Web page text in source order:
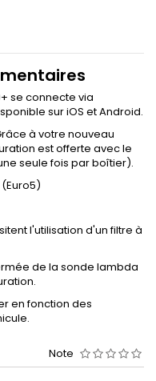
se connecte via
sur iOS et Android.
à votre nouveau
est offerte avec le
seule fois par boîtier).
l'utilisation d'un filtre à
de la sonde lambda
en fonction des
Note